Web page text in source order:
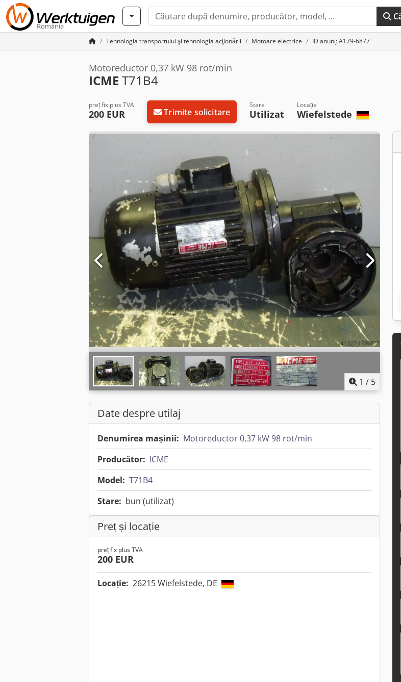
România
Tehnologia transportului şi tehnologia acţionării Motoare electrice ID anunț: A179-6877
Motoreductor 0,37 kW 98 rot/min
ICME T71B4
preț fix plus TVA
200 EUR Trimite solicitare
Stare
Utilizat
Locație
Wiefelstede
1 / 5
Date despre utilaj
Denumirea mașinii: Motoreductor 0,37 kW 98 rot/min
Producător: ICME
Model: T71B4
Stare: bun (utilizat)
Preț și locație
preț fix plus TVA
200 EUR
Locație: 26215 Wiefelstede, DE